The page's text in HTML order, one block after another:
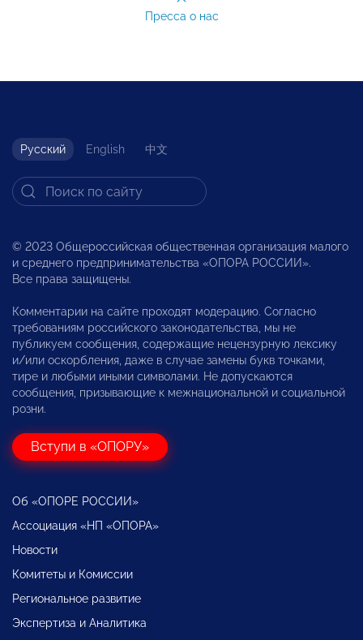
Пресса о нас
Русский English 中文
© 2023 Общероссийская общественная организация малого
и среднего предпринимательства «ОПОРА РОССИИ».
Все права защищены.
Комментарии на сайте проходят модерацию. Согласно
требованиям российского законодательства, мы не
публикуем сообщения, содержащие нецензурную лексику
и/или оскорбления, даже в случае замены букв точками,
тире и любыми иными символами. Не допускаются
сообщения, призывающие к межнациональной и социальной
розни.
Вступи в «ОПОРУ»
Об «ОПОРЕ РОССИИ»
Ассоциация «НП «ОПОРА»
Новости
Комитеты и Комиссии
Региональное развитие
Экспертиза и Аналитика